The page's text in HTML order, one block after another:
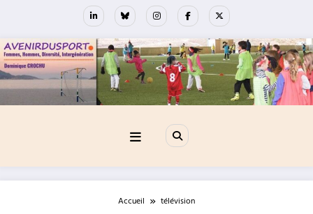
Accueil télévision